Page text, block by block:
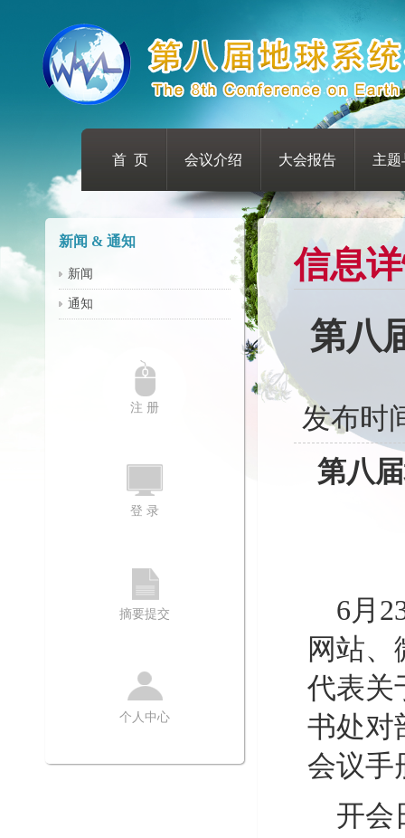
首 页 会议介绍 大会报告 主题
新闻 & 通知
新闻
通知
注 册
登 录
摘要提交
个人中心
信息
第八
发布
第八
6月
网站
代表关
书处对
会议手
开会